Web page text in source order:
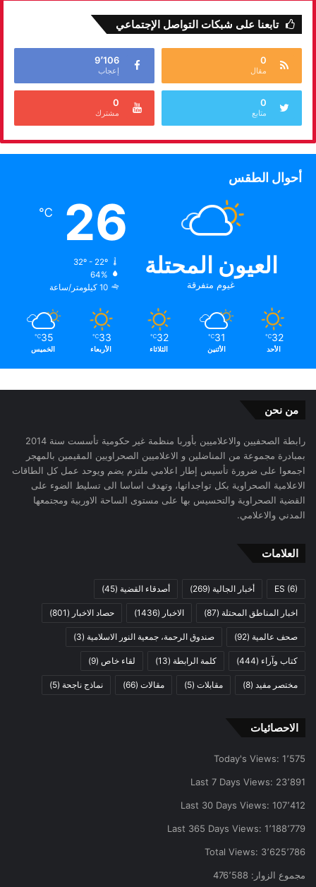
تابعنا على شبكات التواصل الإجتماعي
0
مقال
9٬106
إعجاب
0
متابع
0
مشترك
أحوال الطقس
العيون المحتلة
غيوم متفرقة
26
℃
32º - 22º
64%
10 كيلومتر/ساعة
32
℃
الأحد
31
℃
الأثنين
32
℃
الثلاثاء
33
℃
الأربعاء
35
℃
الخميس
من نحن
رابطة الصحفيين والاعلاميين بأوربا منظمة غير حكومية تأسست سنة 2014
بمبادرة مجموعة من المناضلين و الاعلاميين الصحراويين المقيمين بالمهجر
اجمعوا على ضرورة تأسيس إطار اعلامي ملتزم يضم ويوحد عمل كل الطاقات
الاعلامية الصحراوية بكل تواجداتها، وتهدف اساسا الى تسليط الضوء على
القضية الصحراوية والتحسيس بها على مستوى الساحة الاوربية ومجتمعها
المدني والاعلامي.
العلامات
ES (6) أخبار الجالية (269) أصدقاء القضية (45)
اخبار المناطق المحتلة (87) الاخبار (1436) حصاد الاخبار (801)
صحف عالمية (92) صندوق الرحمة، جمعية النور الاسلامية (3)
كتاب وآراء (444) كلمة الرابطة (13) لقاء خاص (9)
مختصر مفيد (8) مقابلات (5) مقالات (66) نماذج ناجحة (5)
الاحصائيات
Today's Views: 1٬575
Last 7 Days Views: 23٬891
Last 30 Days Views: 107٬412
Last 365 Days Views: 1٬188٬779
Total Views: 3٬625٬786
مجموع الزوار: 476٬588